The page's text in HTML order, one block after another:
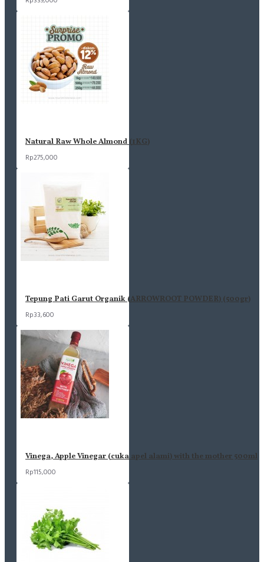
Natural Raw Whole Almond (1KG)
Rp275,000
Tepung Pati Garut Organik (ARROWROOT POWDER) (500gr)
Rp33,600
Vinega, Apple Vinegar (cuka apel alami) with the mother 500ml
Rp115,000